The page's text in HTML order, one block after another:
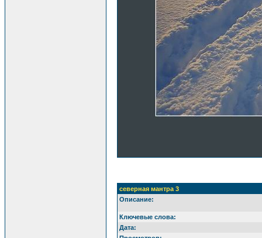
северная мантра 3
Описание:
Ключевые слова:
Дата: